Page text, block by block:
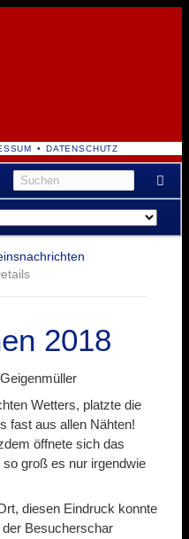
DATENSCHUTZ
2018
Wetters, platzte die
fast aus allen Nähten!
öffnete sich das
groß es nur irgendwie
diesen Eindruck konnte
Besucherschar